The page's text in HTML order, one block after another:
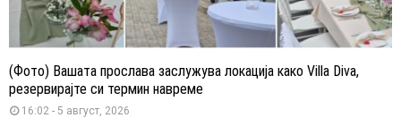
(Фото) Вашата прослава заслужува локација како Villa Diva,
резервирајте си термин навреме
16:02 - 5 август, 2026